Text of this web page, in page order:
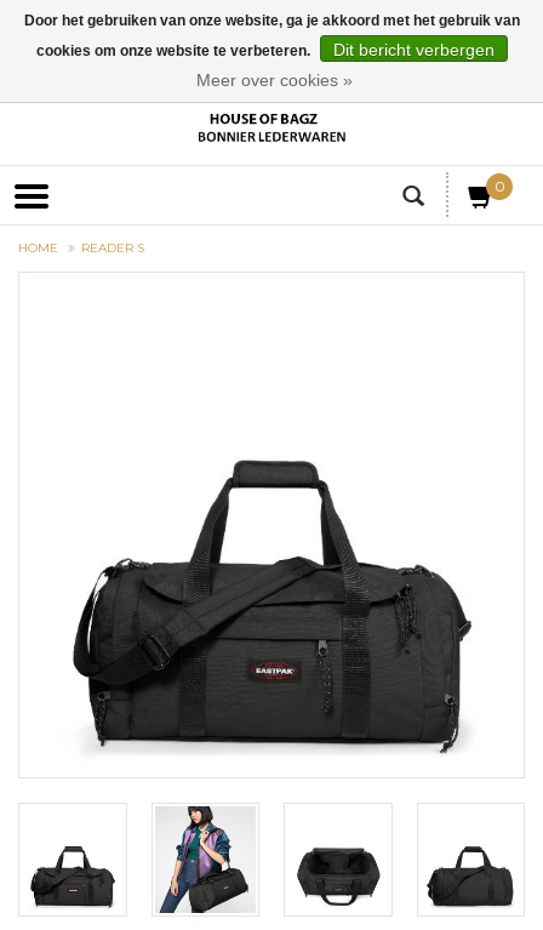
0
HOME READER S
Door het gebruiken van onze website, ga je akkoord met het gebruik van
cookies om onze website te verbeteren.
Dit bericht verbergen
Meer over cookies »